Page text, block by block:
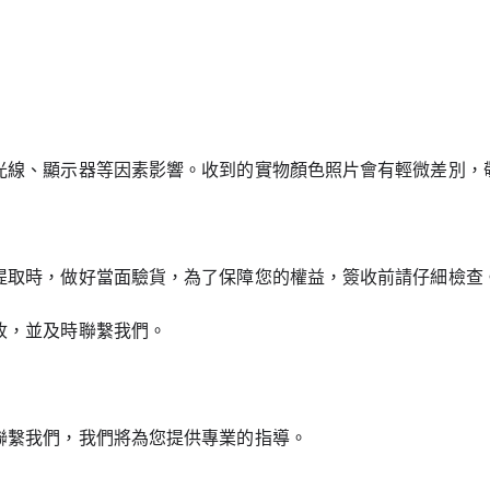
、顯示器等因素影響。收到的實物顏色照片會有輕微差別，
時，做好當面驗貨，為了保障您的權益，簽收前請仔細檢查
並及時聯繫我們。
我們，我們將為您提供專業的指導。